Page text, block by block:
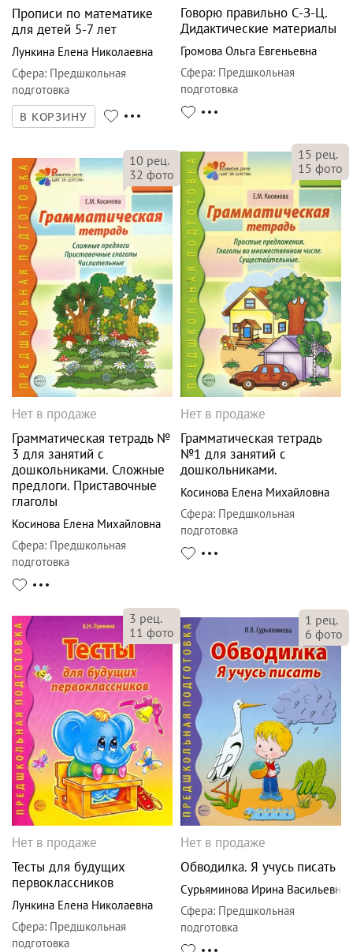
Прописи по математике
для детей 5-7 лет
Лункина Елена Николаевна
Сфера: Предшкольная
подготовка
В КОРЗИНУ
Говорю правильно С-З-Ц.
Дидактические материалы
Громова Ольга Евгеньевна
Сфера: Предшкольная
подготовка
10 рец.
32 фото
Нет в продаже
Грамматическая тетрадь №
3 для занятий с
дошкольниками. Сложные
предлоги. Приставочные
глаголы
Косинова Елена Михайловна
Сфера: Предшкольная
подготовка
15 рец.
15 фото
Нет в продаже
Грамматическая тетрадь
№1 для занятий с
дошкольниками.
Косинова Елена Михайловна
Сфера: Предшкольная
подготовка
3 рец.
11 фото
Нет в продаже
Тесты для будущих
первоклассников
Лункина Елена Николаевна
Сфера: Предшкольная
подготовка
1 рец.
6 фото
Нет в продаже
Обводилка. Я учусь писать
Сурьяминова Ирина Васильевна
Сфера: Предшкольная
подготовка